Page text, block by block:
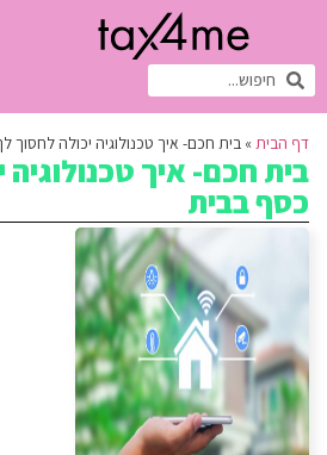
דף הבית » בית חכם- איך טכנולוגיה יכולה לחסוך
בית חכם- איך טכנולוגיה
כסף בבית